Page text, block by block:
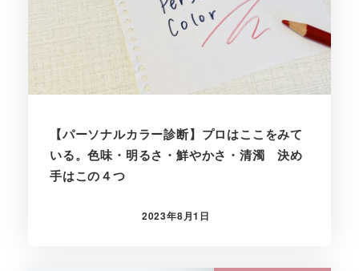
【パーソナルカラー診断】プロはここをみて
いる。色味・明るさ・鮮やかさ・清濁 決め
手はこの４つ
投稿日
2023年8月1日